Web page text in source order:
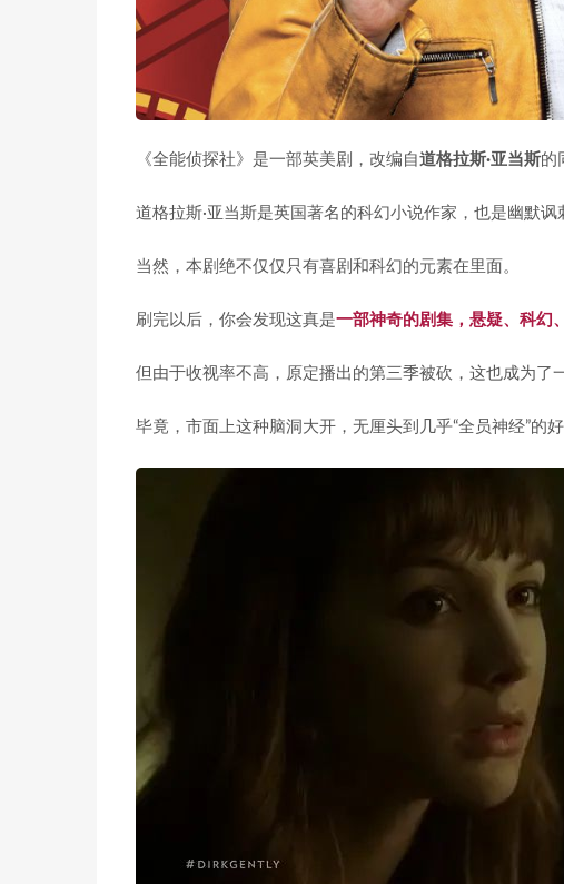
《全能侦探社》是一部英美剧，改编自道格拉斯·亚当斯的
道格拉斯·亚当斯是英国著名的科幻小说作家，也是幽默
当然，本剧绝不仅仅只有喜剧和科幻的元素在里面。
刷完以后，你会发现这真是一部神奇的剧集，悬疑、科幻
但由于收视率不高，原定播出的第三季被砍，这也成为了
毕竟，市面上这种脑洞大开，无厘头到几乎“全员神经”的